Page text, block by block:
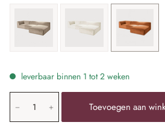
beige crème oranje
leverbaar binnen 1 tot 2 weken
Producthoeveelheid: voer de
Toevoegen aan